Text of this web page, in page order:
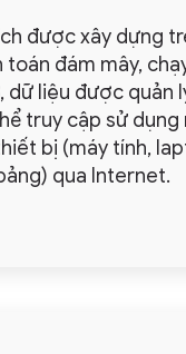
được xây dựng
toán đám mây,
dữ liệu được quản
truy cập sử dụng
bị (máy tính,
qua Internet.